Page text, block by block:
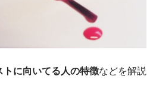
トに向いてる人の特徴などを解説